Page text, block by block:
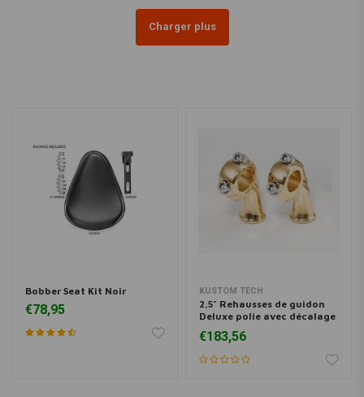
Charger plus
Bobber Seat Kit Noir
€78,95
KUSTOM TECH
2,5" Rehausses de guidon
Deluxe polie avec décalage
€183,56